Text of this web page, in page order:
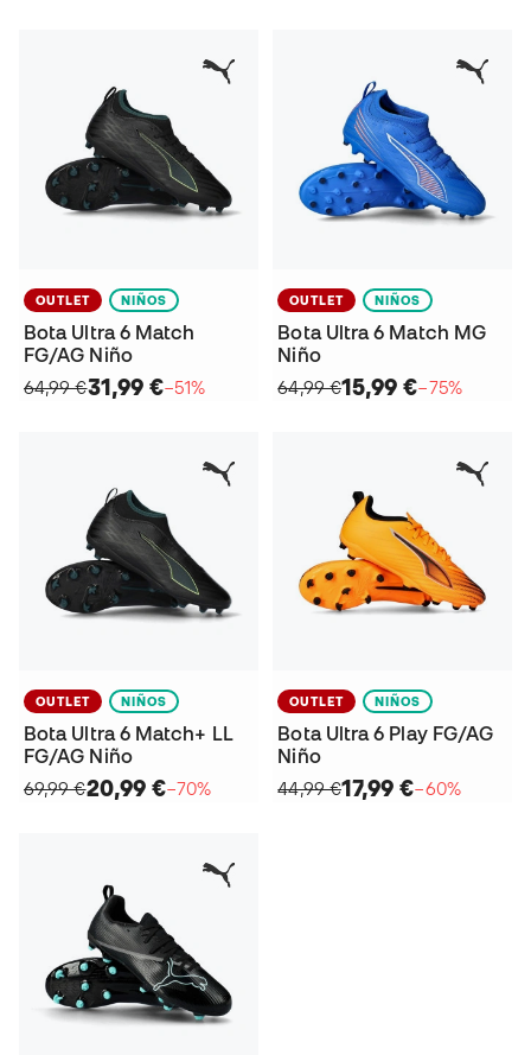
OUTLET NIÑOS
Bota Ultra 6 Match
FG/AG Niño
64,99 €31,99 €−51%
OUTLET NIÑOS
Bota Ultra 6 Match MG
Niño
64,99 €15,99 €−75%
OUTLET NIÑOS
Bota Ultra 6 Match+ LL
FG/AG Niño
69,99 €20,99 €−70%
OUTLET NIÑOS
Bota Ultra 6 Play FG/AG
Niño
44,99 €17,99 €−60%